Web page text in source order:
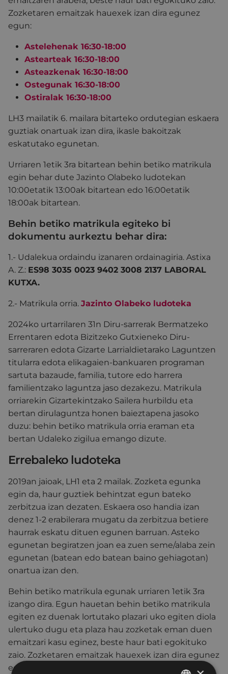
Zozketaren emaitzak hauexek izan dira egunez
egun:
Astelehenak 16:30-18:00
Astearteak 16:30-18:00
Asteazkenak 16:30-18:00
Ostegunak 16:30-18:00
Ostiralak 16:30-18:00
LH3 mailatik 6. mailara bitarteko ordutegian eskaera
guztiak onartuak izan dira, ikasle bakoitzak
eskatutako egunetan.
Urriaren 1etik 3ra bitartean behin betiko matrikula
egin behar dute Jazinto Olabeko ludotekan
10:00etatik 13:00ak bitartean edo 16:00etatik
18:00ak bitartean.
Behin betiko matrikula egiteko bi
dokumentu aurkeztu behar dira:
1.- Udalekua ordaindu izanaren ordainagiria. Astixa
A. Z.: ES98 3035 0023 9402 3008 2137 LABORAL
KUTXA.
2.- Matrikula orria. Jazinto Olabeko ludoteka
2024ko urtarrilaren 31n Diru-sarrerak Bermatzeko
Errentaren edota Bizitzeko Gutxieneko Diru-
sarreraren edota Gizarte Larrialdietarako Laguntzen
titularra edota elikagaien-bankuaren programan
sartuta bazaude, familia, tutore edo harrera
familientzako laguntza jaso dezakezu. Matrikula
orriarekin Gizartekintzako Sailera hurbildu eta
bertan dirulaguntza honen baieztapena jasoko
duzu: behin betiko matrikula orria eraman eta
bertan Udaleko zigilua emango dizute.
Errebaleko ludoteka
2019an jaioak, LH1 eta 2 mailak. Zozketa egunka
egin da, haur guztiek behintzat egun bateko
zerbitzua izan dezaten. Eskaera oso handia izan
denez 1-2 erabilerara mugatu da zerbitzua betiere
haurrak eskatu dituen egunen barruan. Asteko
egunetan begiratzen joan ea zuen seme/alaba zein
egunetan (batean edo batean baino gehiagotan)
onartua izan den.
Behin betiko matrikula egunak urriaren 1etik 3ra
izango dira. Egun hauetan behin betiko matrikula
egiten ez duenak lortutako plazari uko egiten diola
ulertuko dugu eta plaza hau zozketak eman duen
emaitzari kasu eginez, beste haur bati egokituko
zaio. Zozketaren emaitzak hauexek izan dira egunez
egun: